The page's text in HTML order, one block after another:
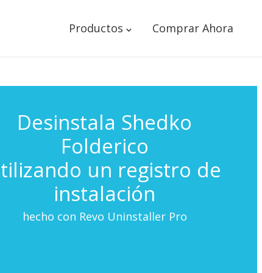
Productos Comprar Ahora
Desinstala Shedko
Folderico
un registro de
instalación
hecho con Revo Uninstaller Pro